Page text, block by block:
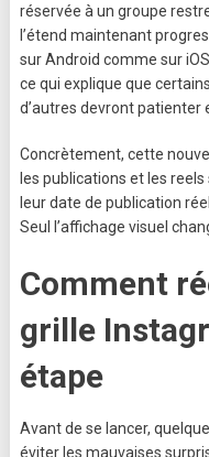
réservée à un groupe
l’étend maintenant
sur Android comme sur
ce qui explique que
d’autres devront patienter
Concrètement, cette
les publications et les
leur date de publication
Seul l’affichage visuel
Comment
grille
étape
Avant de se lancer,
éviter les mauvaises